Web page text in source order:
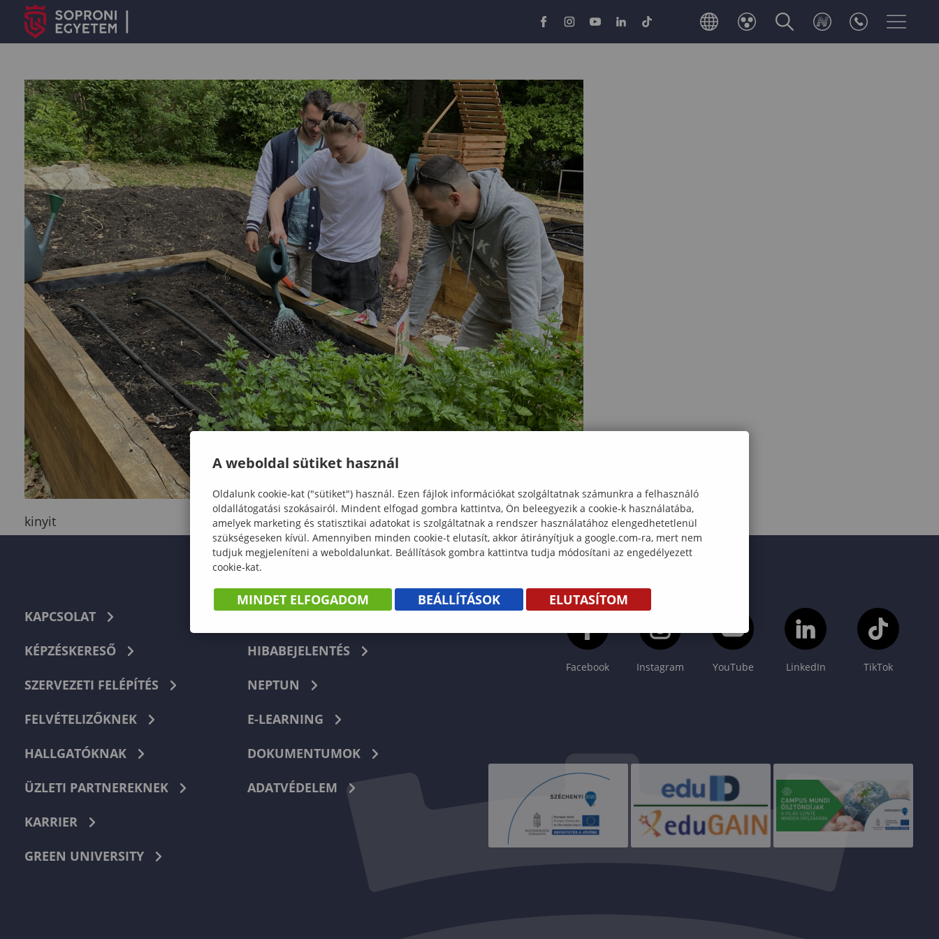
kinyit
KAPCSOLAT
KÉPZÉSKERESŐ
SZERVEZETI FELÉPÍTÉS
FELVÉTELIZŐKNEK
HALLGATÓKNAK
ÜZLETI PARTNEREKNEK
KARRIER
GREEN UNIVERSITY
TELEFONKÖNYV
HIBABEJELENTÉS
NEPTUN
E-LEARNING
DOKUMENTUMOK
ADATVÉDELEM
Facebook Instagram YouTube LinkedIn TikTok
A weboldal sütiket használ
Oldalunk cookie-kat ("sütiket") használ. Ezen fájlok információkat szolgáltatnak számunkra a felhasználó
oldallátogatási szokásairól. Mindent elfogad gombra kattintva, Ön beleegyezik a cookie-k használatába,
amelyek marketing és statisztikai adatokat is szolgáltatnak a rendszer használatához elengedhetetlenül
szükségeseken kívül. Amennyiben minden cookie-t elutasít, akkor átirányítjuk a google.com-ra, mert nem
tudjuk megjeleníteni a weboldalunkat. Beállítások gombra kattintva tudja módosítani az engedélyezett
cookie-kat.
MINDET ELFOGADOM BEÁLLÍTÁSOK ELUTASÍTOM